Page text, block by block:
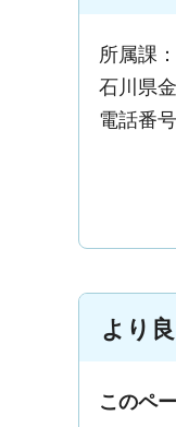
所属課：
石川県
電話番
より
このペ